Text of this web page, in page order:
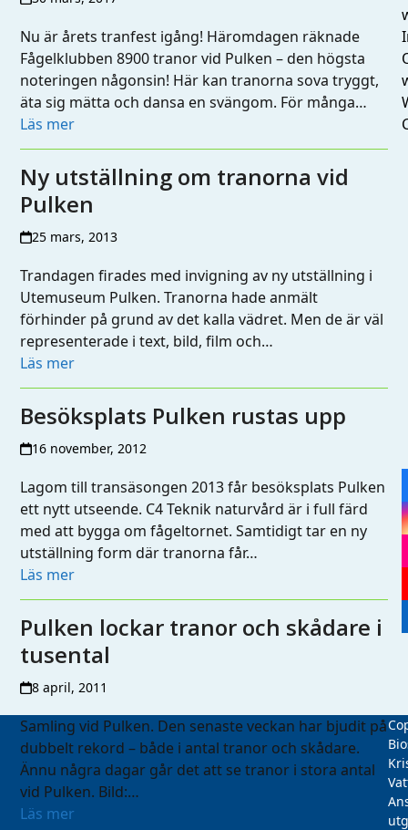
Nu är årets tranfest igång! Häromdagen räknade
Fågelklubben 8900 tranor vid Pulken – den högsta
noteringen någonsin! Här kan tranorna sova tryggt,
äta sig mätta och dansa en svängom. För många…
Läs mer
Ny utställning om tranorna vid
Pulken
25 mars, 2013
Trandagen firades med invigning av ny utställning i
Utemuseum Pulken. Tranorna hade anmält
förhinder på grund av det kalla vädret. Men de är väl
representerade i text, bild, film och…
Läs mer
Besöksplats Pulken rustas upp
16 november, 2012
Lagom till transäsongen 2013 får besöksplats Pulken
ett nytt utseende. C4 Teknik naturvård är i full färd
med att bygga om fågeltornet. Samtidigt tar en ny
utställning form där tranorna får…
Läs mer
Pulken lockar tranor och skådare i
tusental
8 april, 2011
Samling vid Pulken. Den senaste veckan har bjudit på
dubbelt rekord – både i antal tranor och skådare.
Ännu några dagar går det att se tranor i stora antal
vid Pulken. Bild:…
Läs mer